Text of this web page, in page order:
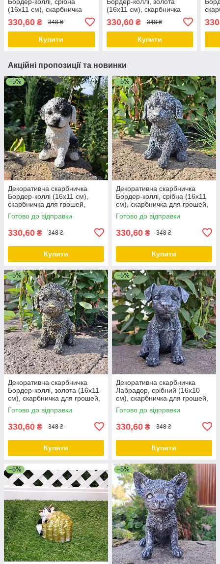
(16х11 см), скарбничка
для грошей, скарбничка у
вигляді собачки
330,60 ₴ 348 ₴
Купити
(16х11 см), скарбничка
для грошей, скарбничка у
вигляді собачки
330,60₴ 348 ₴
Купити
Акційні пропозиції та новинки
–5%
Декоративна скарбничка
Бордер-коллі (16х11 см),
скарбничка для грошей,
скарбничка у вигляді собачки
Готово до відправки
330,60 ₴ 348 ₴
Купити
–5%
Декоративна скарбничка
Бордер-коллі, срібна (16х11
см), скарбничка для грошей,
скарбничка у вигляді собачки
Готово до відправки
330,60 ₴ 348 ₴
Купити
–5%
Декоративна скарбничка
Бордер-коллі, золота (16х11
см), скарбничка для грошей,
скарбничка у вигляді собачки
Готово до відправки
330,60 ₴ 348 ₴
Купити
–5%
Декоративна скарбничка
Лабрадор, срібний (16х10
см), скарбничка для грошей,
скарбничка у вигляді собачки
Готово до відправки
330,60 ₴ 348 ₴
Купити
–5% –5%